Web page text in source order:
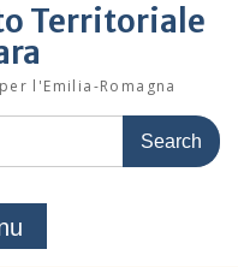
Territoriale
l'Emilia-Romagna